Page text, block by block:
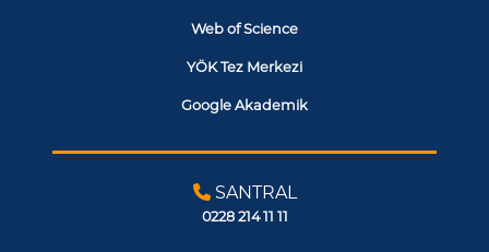
Web of Science
YÖK Tez Merkezi
Google Akademik
SANTRAL
0228 214 11 11